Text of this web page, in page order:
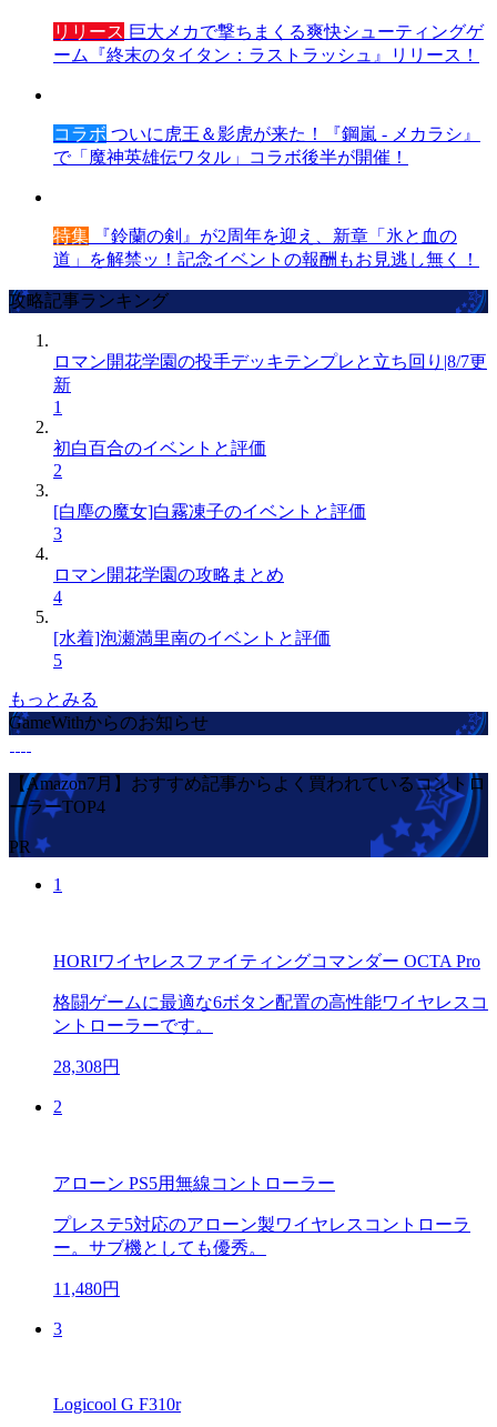
リリース 巨大メカで撃ちまくる爽快シューティングゲ
ーム『終末のタイタン：ラストラッシュ』リリース！
コラボ ついに虎王＆影虎が来た！『鋼嵐 - メカラシ』
で「魔神英雄伝ワタル」コラボ後半が開催！
特集 『鈴蘭の剣』が2周年を迎え、新章「氷と血の
道」を解禁ッ！記念イベントの報酬もお見逃し無く！
攻略記事ランキング
ロマン開花学園の投手デッキテンプレと立ち回り|8/7更
新
1
初白百合のイベントと評価
2
[白塵の魔女]白霧凍子のイベントと評価
3
ロマン開花学園の攻略まとめ
4
[水着]泡瀬満里南のイベントと評価
5
もっとみる
GameWithからのお知らせ
【Amazon7月】おすすめ記事からよく買われているコントロ
ーラーTOP4
PR
1
HORIワイヤレスファイティングコマンダー OCTA Pro
格闘ゲームに最適な6ボタン配置の高性能ワイヤレスコ
ントローラーです。
28,308円
2
アローン PS5用無線コントローラー
プレステ5対応のアローン製ワイヤレスコントローラ
ー。サブ機としても優秀。
11,480円
3
Logicool G F310r